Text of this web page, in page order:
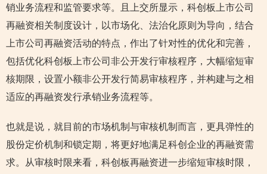
销业务流程和监管要求等。且上交所显示，科创板上市公司
再融资相关制度设计，以市场化、法治化原则为导向，结合
上市公司再融资活动的特点，作出了针对性的优化和完善，
包括优化科创板上市公司非公开发行审核程序，大幅缩短审
核期限，设置小额非公开发行简易审核程序，并构建与之相
适应的再融资发行承销业务流程等。
也就是说，就目前的市场机制与审核机制而言，更具弹性的
股份定价机制和锁定期，将更好地满足科创企业的再融资需
求。从审核时限来看，科创板再融资进一步缩短审核时限，